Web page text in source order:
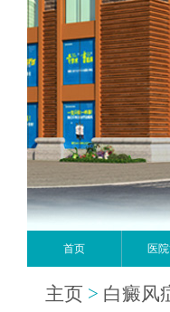
首页 医
主页 > 白癜风